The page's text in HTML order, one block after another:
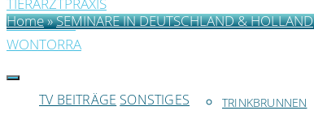
TV BEITRÄGE SONSTIGES
TRINKBRUNNEN
Home»SEMINARE IN DEUTSCHLAND & HOLLAND